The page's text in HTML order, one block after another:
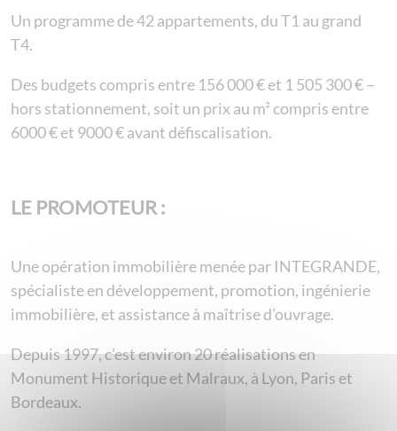
Un programme de 42 appartements, du T1 au grand
T4.
Des budgets compris entre 156 000 € et 1 505 300 € –
hors stationnement, soit un prix au m² compris entre
6000 € et 9000 € avant défiscalisation.
LE PROMOTEUR :
Une opération immobilière menée par INTEGRANDE,
spécialiste en développement, promotion, ingénierie
immobilière, et assistance à maîtrise d’ouvrage.
Depuis 1997, c’est environ 20 réalisations en
Monument Historique et Malraux, à Lyon, Paris et
Bordeaux.